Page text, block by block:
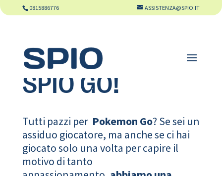
0815886776 ASSISTENZA@SPIO.IT
SPIO GO!
Tutti pazzi per Pokemon Go? Se sei un
assiduo giocatore, ma anche se ci hai
giocato solo una volta per capire il
motivo di tanto